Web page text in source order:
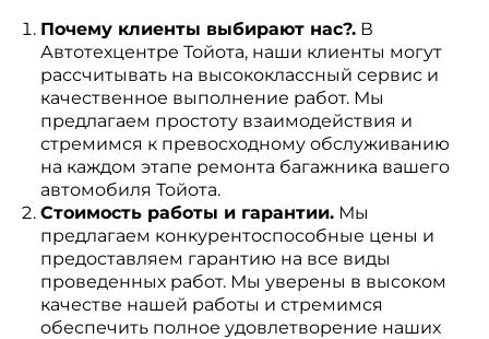
Почему клиенты выбирают нас?.В
Автотехцентре Тойота, наши клиенты могут
рассчитывать на высококлассный сервис и
качественное выполнение работ. Мы
предлагаем простоту взаимодействия и
стремимся к превосходному обслуживанию
на каждом этапе ремонта багажника вашего
автомобиля Тойота.
Стоимость работы и гарантии.Мы
предлагаем конкурентоспособные цены и
предоставляем гарантию на все виды
проведенных работ. Мы уверены в высоком
качестве нашей работы и стремимся
обеспечить полное удовлетворение наших